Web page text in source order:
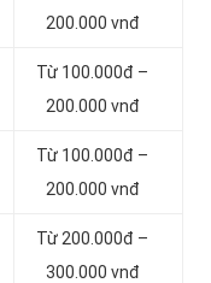
200.000 vnđ
Từ 100.000đ –
200.000 vnđ
Từ 100.000đ –
200.000 vnđ
Từ 200.000đ –
300.000 vnđ